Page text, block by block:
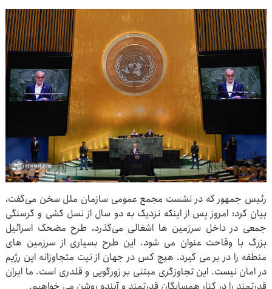
رئیس جمهور که در نشست مجمع عمومی سازمان ملل سخن می‌گفت،
بیان کرد: امروز پس از اینکه نزدیک به دو سال از نسل کشی و گرسنگی
جمعی در داخل سرزمین ها اشغالی می‌گذرد، طرح مضحک اسرائیل
بزرگ با وقاحت عنوان می شود. این طرح بسیاری از سرزمین های
منطقه را در بر می گیرد. هیچ کس در جهان از نیت متجاوزانه این رژیم
در امان نیست. این تجاوزگری مبتنی بر زورگویی و قلدری است. ما ایران